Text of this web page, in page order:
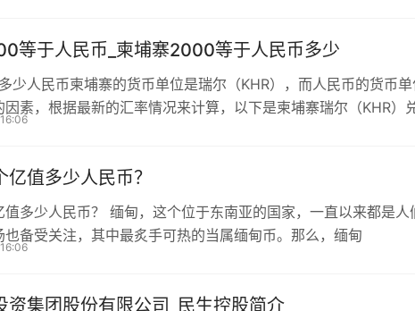
等于人民币_柬埔寨2000等于人民币多少
少人民币柬埔寨的货币单位是瑞尔（KHR），而人民币的货币
因素，根据最新的汇率情况来计算，以下是柬埔寨瑞尔（KHR）
值多少人民币？
值多少人民币？ 缅甸，这个位于东南亚的国家，一直以来都是
也备受关注，其中最炙手可热的当属缅甸币。那么，缅甸
资集团股份有限公司_民生控股简介